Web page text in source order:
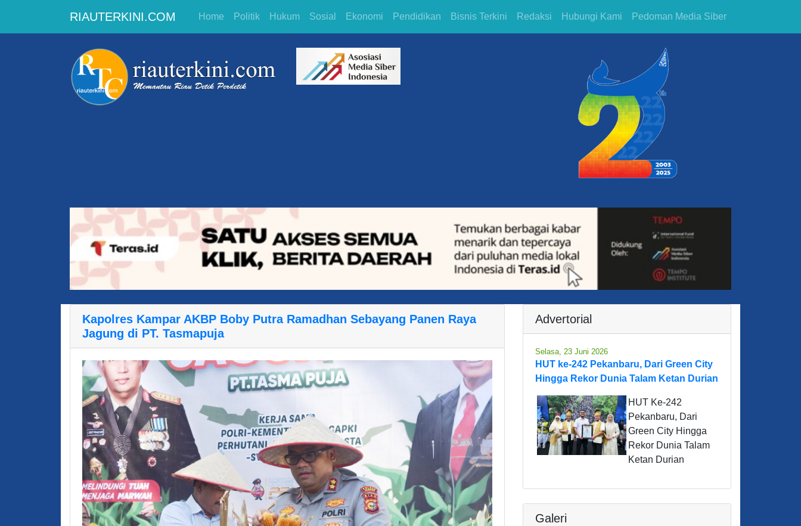
RIAUTERKINI.COM Home Politik Hukum Sosial Ekonomi Pendidikan Bisnis Terkini Redaksi Hubungi Kami Pedoman Media Siber
Kapolres Kampar AKBP Boby Putra Ramadhan Sebayang Panen Raya
Jagung di PT. Tasmapuja
Advertorial
Selasa, 23 Juni 2026
HUT ke-242 Pekanbaru, Dari Green City
Hingga Rekor Dunia Talam Ketan Durian
HUT Ke-242
Pekanbaru, Dari
Green City Hingga
Rekor Dunia Talam
Ketan Durian
Galeri